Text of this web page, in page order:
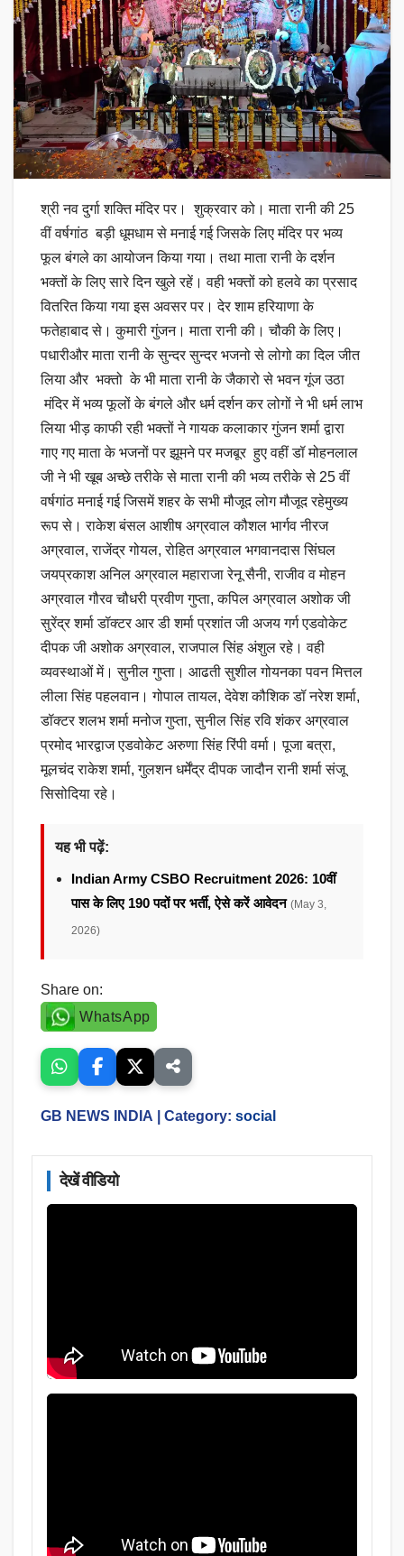
श्री नव दुर्गा शक्ति मंदिर पर। शुक्रवार को। माता रानी की 25
वीं वर्षगांठ बड़ी धूमधाम से मनाई गई जिसके लिए मंदिर पर भव्य
फूल बंगले का आयोजन किया गया। तथा माता रानी के दर्शन
भक्तों के लिए सारे दिन खुले रहें। वही भक्तों को हलवे का प्रसाद
वितरित किया गया इस अवसर पर। देर शाम हरियाणा के
फतेहाबाद से। कुमारी गुंजन। माता रानी की। चौकी के लिए।
पधारीऔर माता रानी के सुन्दर सुन्दर भजनो से लोगो का दिल जीत
लिया और भक्तो के भी माता रानी के जैकारो से भवन गूंज उठा
मंदिर में भव्य फूलों के बंगले और धर्म दर्शन कर लोगों ने भी धर्म लाभ
लिया भीड़ काफी रही भक्तों ने गायक कलाकार गुंजन शर्मा द्वारा
गाए गए माता के भजनों पर झूमने पर मजबूर हुए वहीं डॉ मोहनलाल
जी ने भी खूब अच्छे तरीके से माता रानी की भव्य तरीके से 25 वीं
वर्षगांठ मनाई गई जिसमें शहर के सभी मौजूद लोग मौजूद रहेमुख्य
रूप से। राकेश बंसल आशीष अग्रवाल कौशल भार्गव नीरज
अग्रवाल, राजेंद्र गोयल, रोहित अग्रवाल भगवानदास सिंघल
जयप्रकाश अनिल अग्रवाल महाराजा रेनू सैनी, राजीव व मोहन
अग्रवाल गौरव चौधरी प्रवीण गुप्ता, कपिल अग्रवाल अशोक जी
सुरेंद्र शर्मा डॉक्टर आर डी शर्मा प्रशांत जी अजय गर्ग एडवोकेट
दीपक जी अशोक अग्रवाल, राजपाल सिंह अंशुल रहे। वही
व्यवस्थाओं में। सुनील गुप्ता। आढती सुशील गोयनका पवन मित्तल
लीला सिंह पहलवान। गोपाल तायल, देवेश कौशिक डॉ नरेश शर्मा,
डॉक्टर शलभ शर्मा मनोज गुप्ता, सुनील सिंह रवि शंकर अग्रवाल
प्रमोद भारद्वाज एडवोकेट अरुणा सिंह रिंपी वर्मा। पूजा बत्रा,
मूलचंद राकेश शर्मा, गुलशन धर्मेंद्र दीपक जादौन रानी शर्मा संजू
सिसोदिया रहे।
यह भी पढ़ें:
Indian Army CSBO Recruitment 2026: 10वीं
पास के लिए 190 पदों पर भर्ती, ऐसे करें आवेदन (May 3,
2026)
Share on:
WhatsApp
GB NEWS INDIA | Category: social
देखें वीडियो